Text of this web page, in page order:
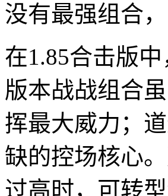
没有最强组合
在1.85合击版
版本战战组合
挥最大威力；
缺的控场核心
过高时，可转